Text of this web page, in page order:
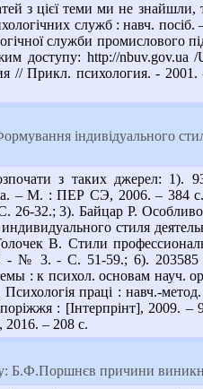
з цієї теми ми не
служб : навч.
служби
доступу: http://
// Прикл. психология. -
індивідуального
з таких джерел:
– М. : ПЕР СЭ, 2006. – 384
32.; 3). Байцар Р.
стиля
В. Стили
- № 3. - С. 51-59.; 6).
: к психол. основам науч.
праці : навч.-
: [Інтерпрінт], 2009.
2016. – 208 с.
Б.Ф.Поршнєв причини